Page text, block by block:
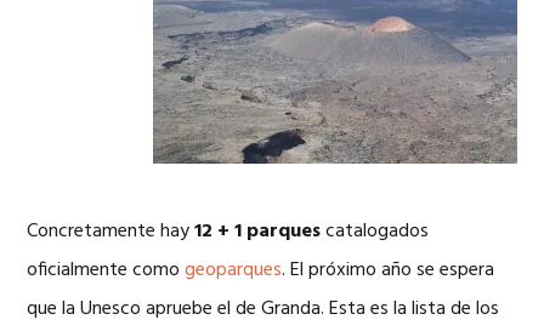
Concretamente hay12 + 1 parquescatalogados
oficialmente comogeoparques. El próximo año se espera
que la Unesco apruebe el de Granda. Esta es la lista de los